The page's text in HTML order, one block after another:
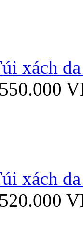
Bao da iPad
xách
550.000
xách
520.000